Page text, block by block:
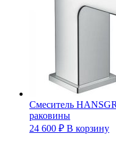
Смеситель
раковины
24 600 ₽ В корзину